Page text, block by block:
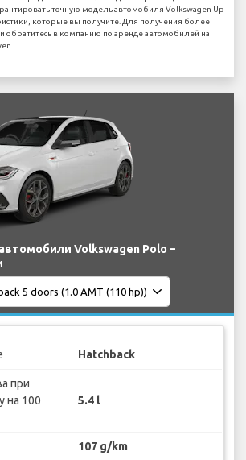
точную модель автомобиля Volkswagen Up
которые вы получите. Для получения более
обратитесь в компанию по аренде автомобилей на
Volkswagen Polo –
Hatchback
при
на 100
5.4 l
107 g/km